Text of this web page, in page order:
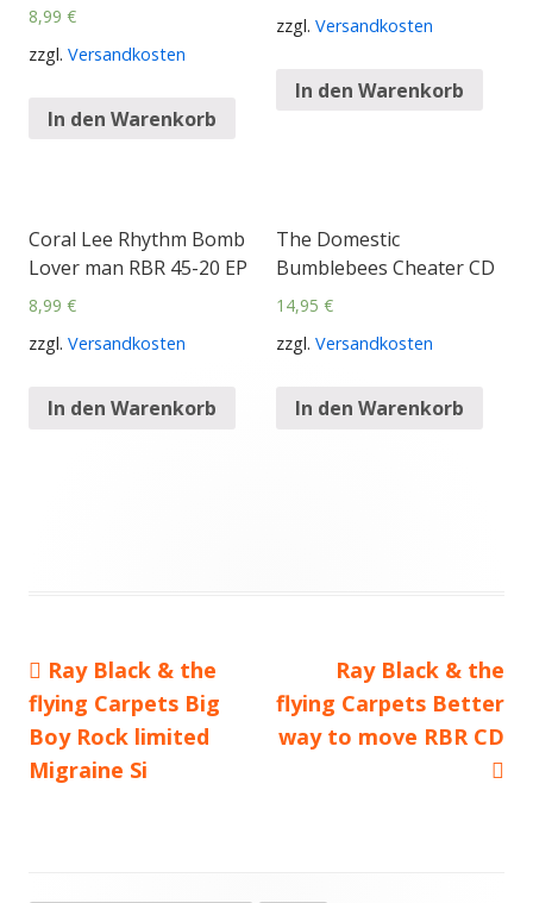
8,99 €
zzgl. Versandkosten
In den Warenkorb
zzgl. Versandkosten
In den Warenkorb
Coral Lee Rhythm Bomb
Lover man RBR 45-20 EP
8,99 €
zzgl. Versandkosten
In den Warenkorb
The Domestic
Bumblebees Cheater CD
14,95 €
zzgl. Versandkosten
In den Warenkorb
Beitragsnavigation
Vorheriger
Beitrag:
Ray Black & the
flying Carpets Big
Boy Rock limited
Migraine Si
Nächster
Beitrag
Ray Black & the
flying Carpets Better
way to move RBR CD